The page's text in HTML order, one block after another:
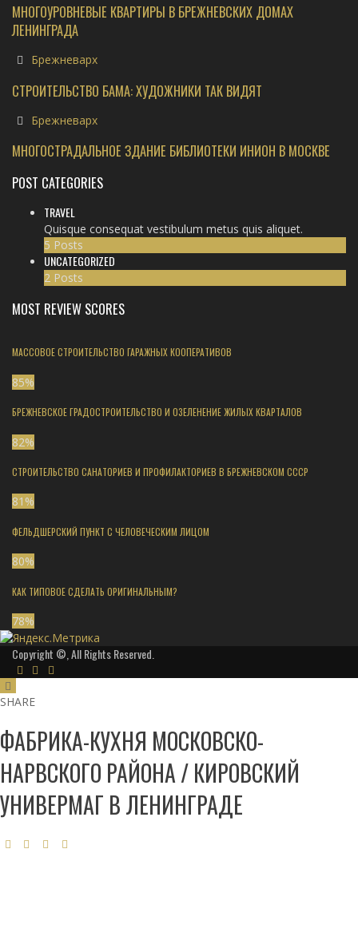
МНОГОУРОВНЕВЫЕ КВАРТИРЫ В БРЕЖНЕВСКИХ ДОМАХ
ЛЕНИНГРАДА
Брежневарх
СТРОИТЕЛЬСТВО БАМА: ХУДОЖНИКИ ТАК ВИДЯТ
Брежневарх
МНОГОСТРАДАЛЬНОЕ ЗДАНИЕ БИБЛИОТЕКИ ИНИОН В МОСКВЕ
POST CATEGORIES
TRAVEL
Quisque consequat vestibulum metus quis aliquet.
5 Posts
UNCATEGORIZED
2 Posts
MOST REVIEW SCORES
МАССОВОЕ СТРОИТЕЛЬСТВО ГАРАЖНЫХ КООПЕРАТИВОВ
85%
БРЕЖНЕВСКОЕ ГРАДОСТРОИТЕЛЬСТВО И ОЗЕЛЕНЕНИЕ ЖИЛЫХ КВАРТАЛОВ
82%
СТРОИТЕЛЬСТВО САНАТОРИЕВ И ПРОФИЛАКТОРИЕВ В БРЕЖНЕВСКОМ СССР
81 %
ФЕЛЬДШЕРСКИЙ ПУНКТ С ЧЕЛОВЕЧЕСКИМ ЛИЦОМ
80%
КАК ТИПОВОЕ СДЕЛАТЬ ОРИГИНАЛЬНЫМ?
78%
Copyright ©, All Rights Reserved.
SHARE
ФАБРИКА-КУХНЯ МОСКОВСКО-
НАРВСКОГО РАЙОНА / КИРОВСКИЙ
УНИВЕРМАГ В ЛЕНИНГРАДЕ